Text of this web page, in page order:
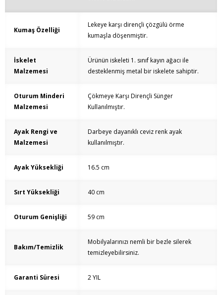
Kumaş Özelliği
Lekeye karşı dirençli çözgülü örme
kumaşla döşenmiştir.
İskelet
Malzemesi
Ürünün iskeleti 1. sınıf kayın ağacı ile
desteklenmiş metal bir iskelete sahiptir.
Oturum Minderi
Malzemesi
Çökmeye Karşı Dirençli Sünger
Kullanılmıştır.
Ayak Rengi ve
Malzemesi
Darbeye dayanıklı ceviz renk ayak
kullanılmıştır.
Ayak Yüksekliği 16.5 cm
Sırt Yüksekliği 40 cm
Oturum Genişliği 59 cm
Bakım/Temizlik
Mobilyalarınızı nemli bir bezle silerek
temizleyebilirsiniz.
Garanti Süresi 2 YIL